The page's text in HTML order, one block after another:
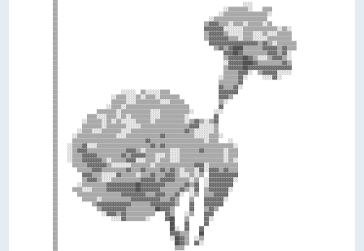
▒▒                                                                            ░░░░
▒▒                                                                    ░░▒▒▒▒▒▒▒▒░░    ▒▒▒▒
▒▒                                                                  ░░▒▒▒▒▒▒▒▒▒▒▒▒▒▒▒▒▒▒░░
▒▒                                                              ░░▒▒▒▒▒▒▒▒▒▒▒▒▒▒▒▒▒▒▒▒▒▒
▒▒                                                            ▒▒▓▓▓▓▒▒▒▒░░▒▒▒▒░░▒▒▒▒▒▒░░▒▒
▒▒                                                            ▓▓▓▓▓▓▓▓░░░░░░░░▒▒▒▒▒▒▒▒▒▒▒▒▒▒░░▒▒░░
▒▒                                                            ▒▒▓▓▓▓▓▓▒▒░░░░░░▒▒▒▒░░░░▒▒░░░░▒▒▒▒▒▒
▒▒                                                            ▒▒▓▓▓▓▓▓▓▓▒▒▒▒░░▒▒▒▒░░░░░░▒▒▒▒▒▒▒▒▒▒
▒▒                                                              ▓▓▓▓▓▓▓▓▓▓▓▓▓▓▓▓▓▓▓▓▒▒▓▓▒▒░░▒▒▒▒▒▒▒▒
▒▒                                                                ▒▒▓▓▒▒▓▓████▒▒▒▒▒▒▒▒▓▓▓▓▓▓▒▒▓▓▒▒▒▒
▒▒                                                                    ▓▓▓▓██▓▓▒▒▒▒▒▒▒▒▒▒▓▓▓▓▒▒▓▓░░
▒▒                                                                    ▒▒▓▓▓▓▓▓██▓▓▒▒░░░░▒▒▓▓▓▓▒▒░░
▒▒                                                                    ░░▓▓▓▓▓▓████▓▓▒▒▒▒▒▒▒▒▒▒▓▓▒▒
▒▒                                                                    ▒▒▓▓▓▓▓▓██▓▓▓▓▓▓▓▓▓▓▓▓▓▓▓▓▓▓
▒▒                                                                    ▒▒▒▒▒▒▓▓▓▓░░  ▒▒▓▓▓▓▓▓░░░░░░
▒▒                                                                  ░░▒▒▒▒▒▒▓▓░░      ░░░░▓▓░░
▒▒                                                                  ▒▒▒▒▒▒▒▒▓▓
▒▒                                                                  ▓▓▒▒▒▒▓▓░░
▒▒                          ░░░░░░  ▒▒░░░░░░▒▒▒▒                    ▓▓▓▓▓▓▓▓
▒▒                      ░░▒▒▒▒░░░░▒▒░░▒▒▒▒░░▒▒▒▒▒▒▒▒                ▓▓▓▓▒▒
▒▒                      ▒▒▒▒▒▒░░░░▒▒▒▒▒▒▒▒▒▒░░░░▒▒▒▒▒▒              ▒▒░░
▒▒                    ░░▒▒▒▒░░▒▒▒▒▒▒▒▒▒▒▒▒▒▒▒▒▒▒▒▒▒▒▒▒▒▒            ▓▓
▒▒                ▒▒▒▒▒▒▒▒░░▒▒▒▒▒▒▒▒▒▒▒▒░░░░▒▒▒▒▒▒▒▒▒▒▒▒░░        ░░░░
▒▒            ▒▒▒▒░░░░▒▒▒▒░░▒▒░░▒▒▒▒▒▒▒▒░░░░▒▒▒▒▒▒▒▒▒▒░░          ▓▓
▒▒          ░░▒▒▒▒▒▒░░▒▒░░▒▒░░░░░░▒▒▒▒▒▒░░▒▒▒▒▒▒▒▒▒▒▒▒░░▒▒▓▓▒▒░░▒▒▓▓
▒▒          ▒▒▒▒▒▒▒▒░░▒▒▒▒▒▒▒▒░░░░░░▒▒▒▒▒▒▒▒▒▒▒▒▒▒▒▒▒▒▒▒▓▓▓▓░░░░░░▒▒
▒▒        ░░▒▒▒▒░░░░▒▒▒▒▒▒▒▒░░░░▒▒▒▒▒▒▒▒▒▒▒▒▒▒▒▒▒▒▒▒▒▒▓▓▒▒░░░░░░░░▒▒
▒▒      ░░▒▒▒▒▒▒▒▒▒▒▒▒▒▒▒▒░░░░▒▒▒▒▒▒▒▒▒▒▒▒▒▒▓▓▒▒▒▒▒▒▒▒▒▒▒▒░░░░░░▒▒▒▒░░
▒▒      ▒▒▒▒▒▒▒▒▒▒▒▒▒▒▒▒▒▒▒▒▒▒▒▒▒▒▒▒▒▒▓▓▒▒▒▒▒▒▒▒▒▒▒▒▒▒▒▒▒▒▒▒▒▒░░▒▒▒▒    ░░
▒▒    ░░▒▒▒▒▓▓░░░░▒▒▒▒▒▒▒▒▒▒▒▒▒▒▒▒▒▒▒▒▒▒▓▓▒▒▓▓▒▒▒▒▒▒▒▒▒▒▒▒▒▒▒▒▒▒▒▒▒▒▒▒▒▒▒▒░░
▒▒    ░░▒▒▓▓▓▓▒▒▒▒▒▒▒▒▒▒▒▒▒▒▒▒▓▓▓▓▒▒░░▒▒▒▒▒▒▒▒▒▒░░░░▒▒▒▒▒▒▒▒▓▓▒▒▒▒▒▒▒▒░░▒▒▒▒
▒▒    ░░▒▒▒▒▓▓▓▓▓▓▒▒▒▒▒▒▒▒▒▒▓▓▒▒▓▓▓▓▓▓▒▒▒▒░░░░▒▒░░░░▒▒▒▒▒▒▒▒▒▒▒▒▒▒▒▒▒▒░░▒▒▒▒
▒▒    ░░▒▒▒▒▓▓▓▓▓▓▓▓▒▒░░▒▒▒▒▒▒▓▓▓▓░░░░▒▒▒▒░░▒▒▒▒░░░░▒▒▒▒▒▒▒▒▒▒▒▒▒▒▒▒▒▒░░▒▒░░
▒▒      ▒▒▒▒▒▒▓▓▓▓▓▓▓▓▒▒░░░░░░░░▒▒▒▒▒▒▒▒░░▒▒▒▒▒▒▒▒▒▒▒▒▒▒▒▒▓▓▓▓░░▒▒▒▒▒▒▒▒▒▒▒▒
▒▒        ▒▒▒▒▒▒▓▓▓▓▒▒▒▒▒▒▒▒▒▒▓▓▒▒▒▒▓▓▒▒▒▒▒▒▓▓▒▒▓▓▒▒░░▒▒▒▒░░▓▓░░▓▓▓▓▒▒▓▓▒▒▒▒
▒▒          ▓▓▓▓▒▒▒▒░░░░░░▓▓▒▒▒▒▒▒░░▒▒▒▒▓▓▒▒▒▒▓▓▓▓▒▒░░░░▒▒░░▒▒  ▓▓▓▓▓▓▓▓▓▓▓▓
▒▒          ▒▒▓▓▓▓▒▒░░░░▒▒▒▒▒▒▒▒▒▒▒▒▓▓▓▓▓▓▒▒▓▓▓▓▓▓▒▒▒▒▒▒░░▒▒  ░░▓▓▓▓▓▓▓▓▓▓░░
▒▒        ░░▒▒▒▒▒▒▒▒▒▒▓▓▓▓▓▓▓▓▓▓▓▓██▓▓▓▓▓▓▓▓▓▓▒▒▒▒▒▒▒▒▓▓▒▒▓▓  ░░▓▓▓▓▓▓▓▓▓▓
▒▒      ▒▒▒▒░░░░▒▒▒▒▒▒▓▓▓▓▓▓▓▓▓▓▓▓██▓▓▓▓▓▓▓▓▒▒▒▒▒▒▒▒▓▓▒▒░░▓▓  ▒▒▓▓▓▓▓▓▓▓░░
▒▒        ▒▒▒▒▒▒▒▒▒▒▒▒▒▒▒▒▒▒▓▓▓▓▓▓▓▓▓▓▒▒▒▒▓▓▓▓▒▒▒▒▓▓░░  ░░▒▒  ▒▒▒▒▓▓▓▓▓▓
▒▒          ▒▒▒▒▒▒░░▒▒▒▒▒▒▒▒▒▒▒▒▓▓▓▓▓▓▓▓▓▓▓▓▒▒▒▒▓▓▒▒    ▒▒    ▓▓▓▓▓▓▓▓░░
▒▒              ▒▒▓▓▓▓▓▓▓▓▓▓▓▓▓▓▒▒▒▒▒▒▒▒▓▓▓▓▓▓▓▓▓▓▒▒    ▓▓    ▓▓▓▓▓▓▓▓
▒▒                ▒▒▓▓▓▓▓▓▓▓▓▓▒▒▒▒▒▒▒▒▒▒▒▒██▓▓▓▓▒▒      ▓▓    ▒▒▓▓▒▒
▒▒                  ░░▓▓▓▓▒▒▓▓▒▒▒▒▒▒▒▒▒▒▒▒    ▓▓▒▒    ░░▒▒    ▓▓▓▓
▒▒                      ░░░░▓▓▒▒▒▒▒▒▒▒░░      ▓▓██    ▒▒      ▓▓░░
▒▒                                              ██    ▓▓      ▓▓
▒▒                                              ██░░  ▓▓    ▓▓
▒▒                                              ▓▓▓▓▒▒▒▒    ██
▒▒                                              ░░██▓▓▒▒  ░░▒▒
▒▒                                                ██▓▓▒▒  ▓▓░░
▒▒                                                ▒▒▒▒